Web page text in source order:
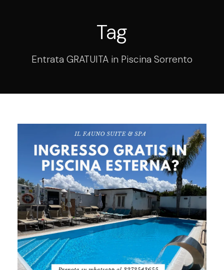
Tag
Entrata GRATUITA in Piscina Sorrento